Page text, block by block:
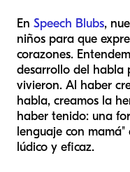
En Speech Blubs,
niños para que
corazones.
desarrollo del habla
vivieron. Al haber
habla, creamos la
haber tenido: una
lenguaje con
lúdico y eficaz.